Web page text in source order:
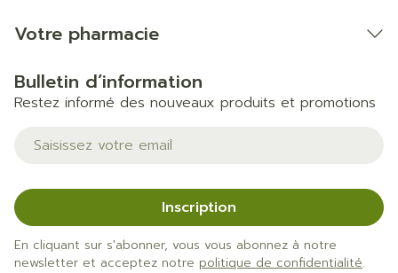
Votre pharmacie
Bulletin d’information
Restez informé des nouveaux produits et promotions
Adresse mail
Inscription
En cliquant sur s'abonner, vous vous abonnez à notre
newsletter et acceptez notre politique de confidentialité.